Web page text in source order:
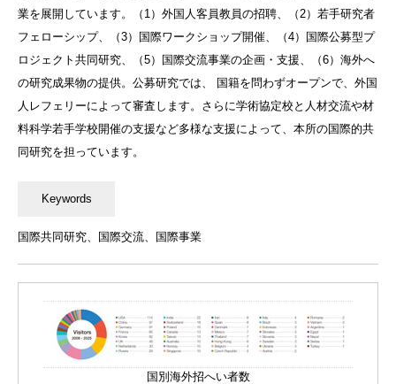
業を展開しています。（1）外国人客員教員の招聘、（2）若手研究者
フェローシップ、（3）国際ワークショップ開催、（4）国際公募型プ
ロジェクト共同研究、（5）国際交流事業の企画・支援、（6）海外へ
の研究成果物の提供。公募研究では、 国籍を問わずオープンで、外国
人レフェリーによって審査します。さらに学術協定校と人材交流や材
料科学若手学校開催の支援など多様な支援によって、本所の国際的共
同研究を担っています。
国際共同研究、国際交流、国際事業
国別海外招へい者数